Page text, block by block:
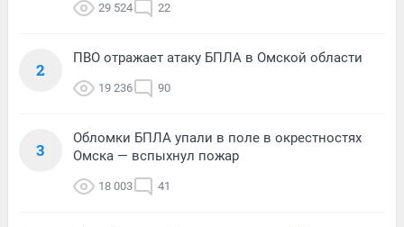
29 524 22
2
ПВО отражает атаку БПЛА в Омской области
19 236 90
3
Обломки БПЛА упали в поле в окрестностях
Омска — вспыхнул пожар
18 003 41